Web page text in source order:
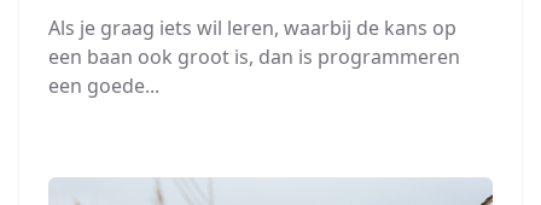
Als je graag iets wil leren, waarbij de kans op
een baan ook groot is, dan is programmeren
een goede...